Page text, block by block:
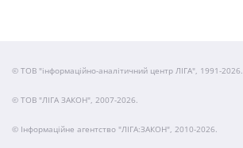
© ТОВ "інформаційно-аналітичний центр ЛІГА", 1991-2026.
© ТОВ "ЛІГА ЗАКОН", 2007-2026.
© Інформаційне агентство "ЛІГА:ЗАКОН", 2010-2026.